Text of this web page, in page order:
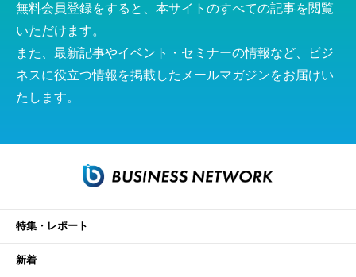
無料会員登録をすると、本サイトのすべての記事を閲覧
いただけます。
また、最新記事やイベント・セミナーの情報など、ビジ
ネスに役立つ情報を掲載したメールマガジンをお届けい
たします。
特集・レポート
新着